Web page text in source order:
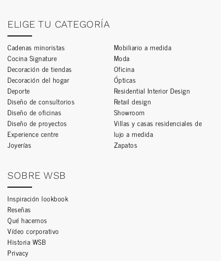
ELIGE TU CATEGORÍA
Cadenas minoristas
Cocina Signature
Decoración de tiendas
Decoración del hogar
Deporte
Diseño de consultorios
Diseño de oficinas
Diseño de proyectos
Experience centre
Joyerías
Mobiliario a medida
Moda
Oficina
Ópticas
Residential Interior Design
Retail design
Showroom
Villas y casas residenciales de
lujo a medida
Zapatos
SOBRE WSB
Inspiración lookbook
Reseñas
Qué hacemos
Vídeo corporativo
Historia WSB
Privacy